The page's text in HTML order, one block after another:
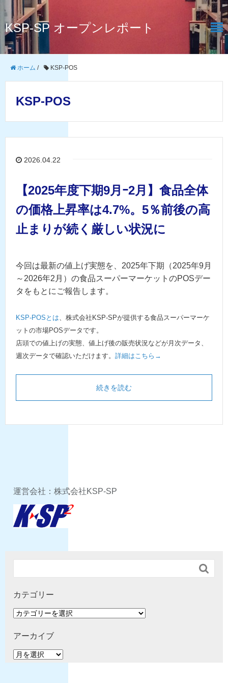
KSP-SP オープンレポート
ホーム / KSP-POS
KSP-POS
2026.04.22
【2025年度下期9月ｰ2月】食品全体
の価格上昇率は4.7%。5％前後の高
止まりが続く厳しい状況に
今回は最新の値上げ実態を、2025年下期（2025年9月
～2026年2月）の食品スーパーマーケットのPOSデー
タをもとにご報告します。
KSP-POSとは 、株式会社KSP-SPが提供する食品スーパーマーケ
ットの市場POSデータです。
店頭での値上げの実態、値上げ後の販売状況などが月次データ、
週次データで確認いただけます。 詳細はこちら→
続きを読む
運営会社：株式会社KSP-SP

カテゴリー
カ
ゴ
ー
アーカイブ
ア